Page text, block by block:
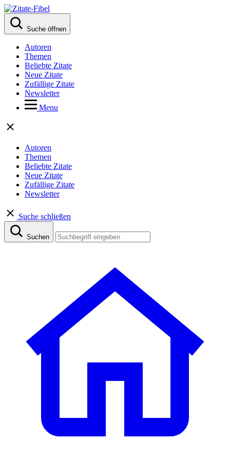
Suche öffnen
Autoren
Themen
Beliebte Zitate
Neue Zitate
Zufällige Zitate
Newsletter
Menu
Autoren
Themen
Beliebte Zitate
Neue Zitate
Zufällige Zitate
Newsletter
Suche schließen
Suchen